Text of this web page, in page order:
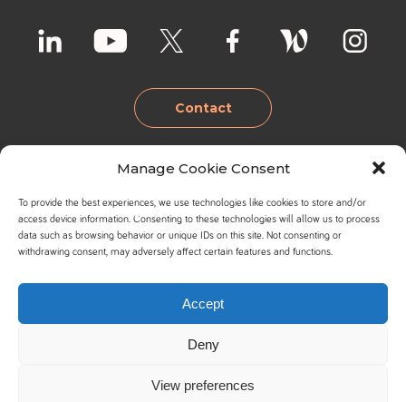
Manage Cookie Consent
To provide the best experiences, we use technologies like cookies to store and/or
access device information. Consenting to these technologies will allow us to process
data such as browsing behavior or unique IDs on this site. Not consenting or
withdrawing consent, may adversely affect certain features and functions.
Accept
Deny
View preferences
Contact
+33 3 20 27 34 55
Parc de la Côte
Joire
Lyon
+33 6 37 49 03 66
Espace de
Coworking
60 Quai Perrache
Voir la carte
Bruxelles Valence
Espace coworking
Le Moulin Digital
Nantes
+33 6 72 55 24 06
4 Rue Voltaire
Marseille
+33 7 88 37 09 59
13008 MARSEILLE
Paris
+33 6 72 55 24 06